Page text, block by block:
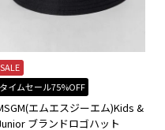
SALE
タイムセール75%OFF
エムエスジーエム)Kids &
ブランドロゴハット